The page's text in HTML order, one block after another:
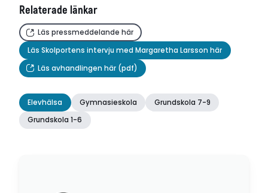
Disputationsdag
2014-06-10
Titel (se)
Tonårsflickors hälsa – att stödja och stärka
Institution
Relaterade länkar
Relaterade länkar
Läs pressmeddelande här
Läs Skolportens intervju med Margaretha Larsson här
Läs avhandlingen här (pdf)
Elevhälsa Gymnasieskola
Grundskola 7-9
Grundskola 1-6